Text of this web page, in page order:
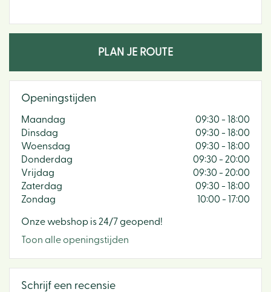
PLAN JE ROUTE
Openingstijden
Maandag
09:30 - 18:00
Dinsdag
09:30 - 18:00
Woensdag
09:30 - 18:00
Donderdag
09:30 - 20:00
Vrijdag
09:30 - 20:00
Zaterdag
09:30 - 18:00
Zondag
10:00 - 17:00
Onze webshop is 24/7 geopend!
Toon alle openingstijden
Schrijf een recensie